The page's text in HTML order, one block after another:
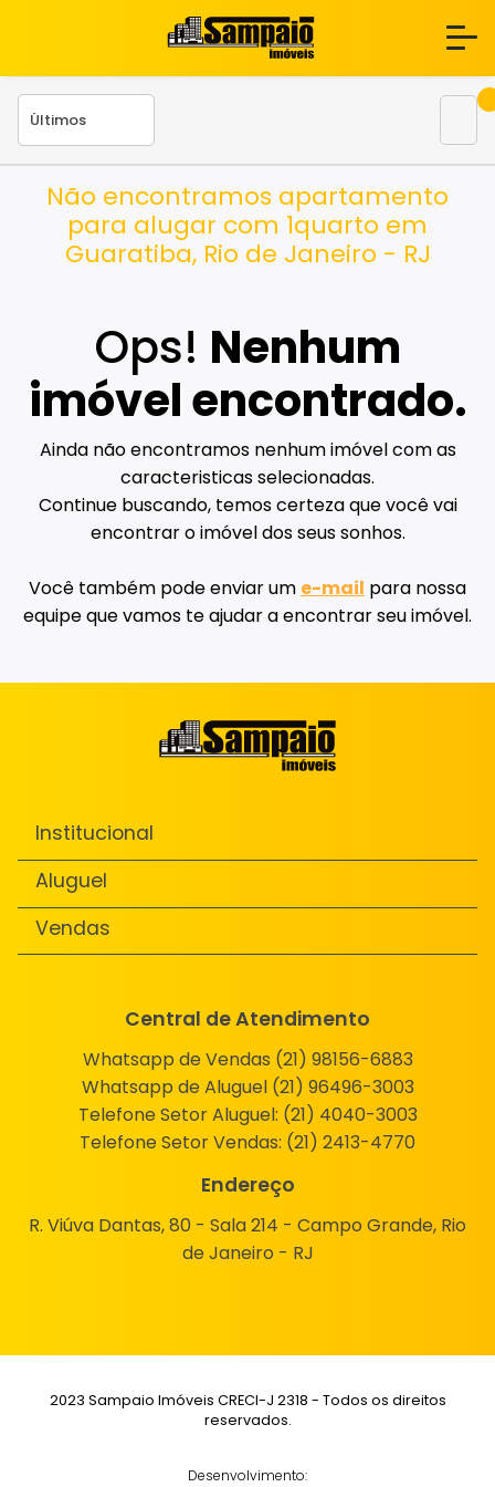
Não encontramos apartamento
para alugar com 1quarto em
Guaratiba, Rio de Janeiro - RJ
Ops! Nenhum
imóvel encontrado.
Ainda não encontramos nenhum imóvel com as
caracteristicas selecionadas.
Continue buscando, temos certeza que você vai
encontrar o imóvel dos seus sonhos.
Você também pode enviar um e-mail para nossa
equipe que vamos te ajudar a encontrar seu imóvel.
Institucional
Aluguel
Vendas
Central de Atendimento
Whatsapp de Vendas (21) 98156-6883
Whatsapp de Aluguel (21) 96496-3003
Telefone Setor Aluguel: (21) 4040-3003
Telefone Setor Vendas: (21) 2413-4770
Endereço
R. Viúva Dantas, 80 - Sala 214 - Campo Grande, Rio
de Janeiro - RJ
2023 Sampaio Imóveis CRECI-J 2318 - Todos os direitos
reservados.
Desenvolvimento: